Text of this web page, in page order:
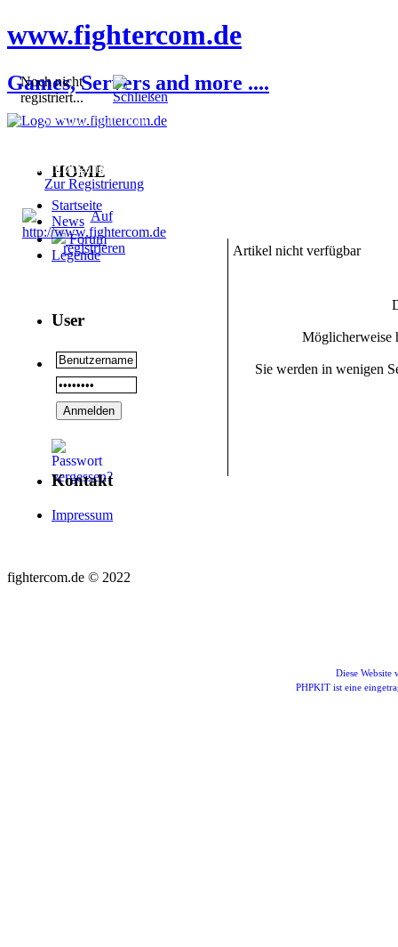
www.fightercom.de
Games, Servers and more ....
HOME
Startseite
News
Forum
Legende
User
Kontakt
Impressum
Artikel nicht verfügbar
Möglicherweise
Sie werden in wenigen
fightercom.de © 2022
Noch nicht
registriert...
Sie sind noch nicht
nicht zugänglich sein.
Zur Registrierung
Diese Website
PHPKIT ist eine